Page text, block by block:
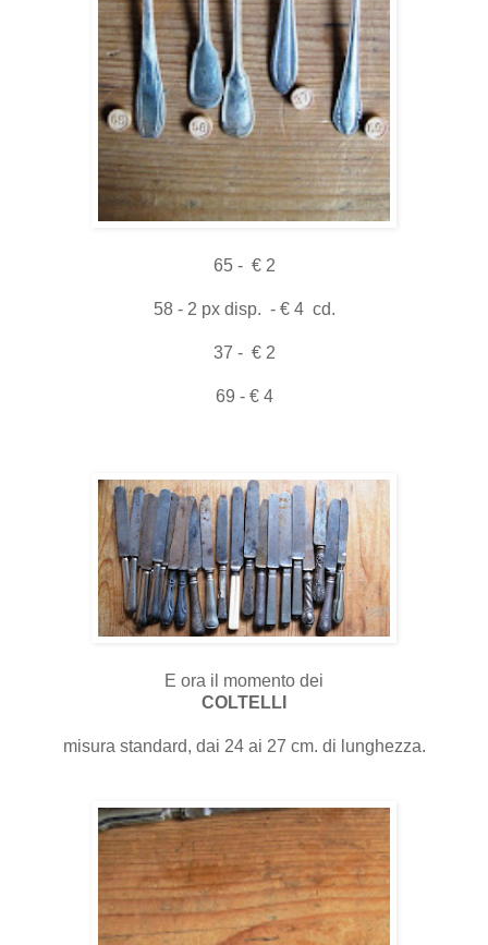
65 - € 2
58 - 2 px disp. - € 4 cd.
37 - € 2
69 - € 4
E ora il momento dei
COLTELLI
misura standard, dai 24 ai 27 cm. di lunghezza.